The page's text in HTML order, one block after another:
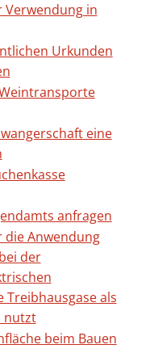
in
Urkunden
eine
anfragen
Anwendung
der
als
nutzt
beim Bauen